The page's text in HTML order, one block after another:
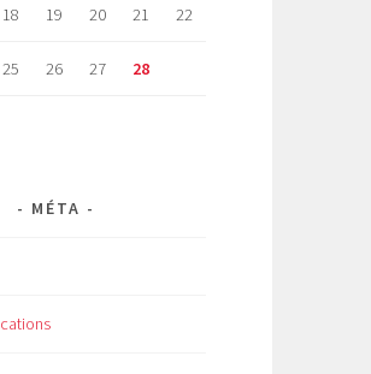
18 19 20 21 22
25 26 27 28
MÉTA